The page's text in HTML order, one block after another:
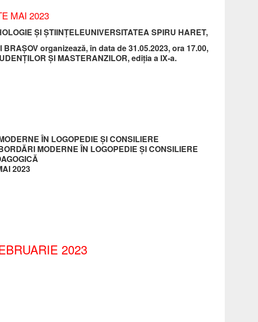
MAI 2023
ŞI ŞTIINŢELEUNIVERSITATEA SPIRU HARET,
organizează, în data de 31.05.2023, ora 17.00,
ŞI MASTERANZILOR, ediția a IX-a.
ÎN LOGOPEDIE ȘI CONSILIERE
MODERNE ÎN LOGOPEDIE ȘI CONSILIERE
2023
2023